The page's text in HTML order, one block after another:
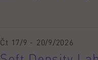
Čt 17/9 - 20/9/2026